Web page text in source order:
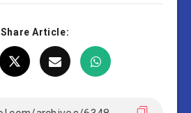
Share Article: